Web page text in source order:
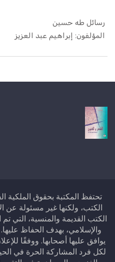
رسائل طه حسين
المؤلفون: إبراهيم عبد العزيز
In السير و...
تحتفظ المكتبة بحقوق الملكية
الكتب، ولكنها غير مسئولة عن
الكتب القديمة والمنسية، التي
والإسلامي، بهدف الحفاظ
يوافق عليها أصحابها. ووفقًا
لكل فرد المشاركة الحرة في